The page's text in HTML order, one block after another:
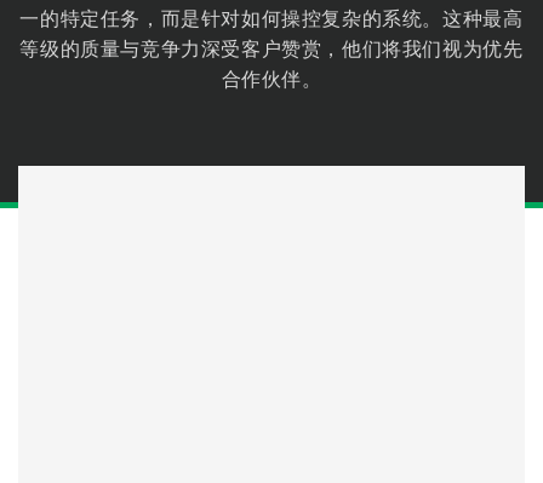
一的特定任务，而是针对如何操控复杂的系统。这种最高
等级的质量与竞争力深受客户赞赏，他们将我们视为优先
合作伙伴。